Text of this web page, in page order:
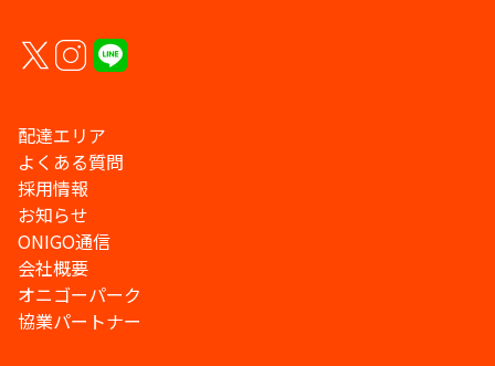
配達エリア
よくある質問
採用情報
お知らせ
ONIGO通信
会社概要
オニゴーパーク
協業パートナー